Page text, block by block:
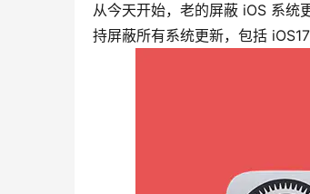
从今天开始，老的屏蔽 iOS 系统
持屏蔽所有系统更新，包括